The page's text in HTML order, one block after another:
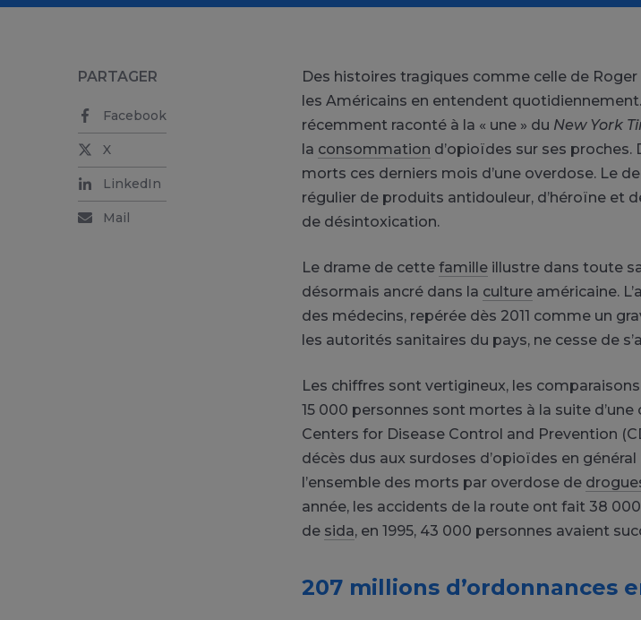
Des histoires tragiques comme celle de Roger
les Américains en entendent
récemment raconté à la « une » du New York
la consommation d’opioïdes sur ses
morts ces derniers mois d’une overdose. Le
régulier de produits antidouleur, d’héroïne et
de désintoxication.
Le drame de cette famille illustre dans toute
désormais ancré dans la culture américaine.
des médecins, repérée dès 2011 comme un
les autorités sanitaires du pays, ne cesse de
Les chiffres sont vertigineux, les comparaisons
15 000 personnes sont mortes à la suite
Centers for Disease Control and Prevention
décès dus aux surdoses d’opioïdes en général
l’ensemble des morts par overdose de
année, les accidents de la route ont fait 38
de sida, en 1995, 43 000 personnes avaient
207 millions d’ordonnances
PARTAGER
Facebook
X
LinkedIn
Mail